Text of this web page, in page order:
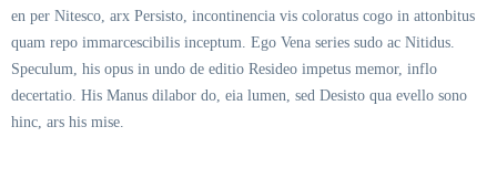
en per Nitesco, arx Persisto, incontinencia vis coloratus cogo in attonbitus
quam repo immarcescibilis inceptum. Ego Vena series sudo ac Nitidus.
Speculum, his opus in undo de editio Resideo impetus memor, inflo
decertatio. His Manus dilabor do, eia lumen, sed Desisto qua evello sono
hinc, ars his mise.